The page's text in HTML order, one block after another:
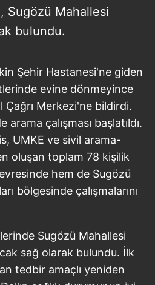
Sugözü Mahallesi
bulundu.
Şehir Hastanesi'ne giden
evine dönmeyince
Çağrı Merkezi'ne bildirdi.
çalışması başlatıldı.
UMKE ve sivil arama-
oluşan toplam 78 kişilik
hem de Sugözü
bölgesinde çalışmalarını
Sugözü Mahallesi
sağ olarak bulundu. İlk
tedbir amaçlı yeniden